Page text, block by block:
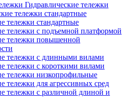
Гидравлические тележки
тележки стандартные
тележки с подъемной платформой
тележки повышенной
тележки с длинными вилами
тележки с короткими вилами
тележки низкопрофильные
тележки для агрессивных сред
тележки с различной длиной и